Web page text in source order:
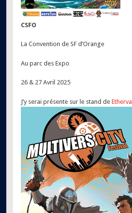
CSFO
La Convention de SF d’Orange
Au parc des Expo
26 & 27 Avril 2025
J’y serai présente sur le stand deEtherval